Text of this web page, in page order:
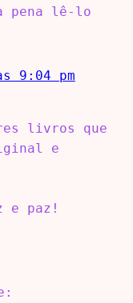
pena lê-lo
9:04 pm
livros que
e
e paz!